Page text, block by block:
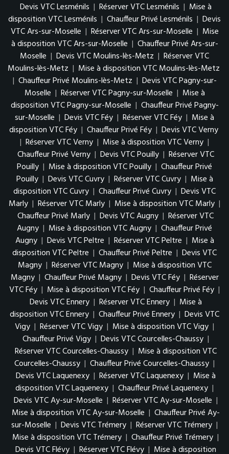
Devis VTC Lesménils | Réserver VTC Lesménils | Mise à
disposition VTC Lesménils | Chauffeur Privé Lesménils | Devis
VTC Ars-sur-Moselle | Réserver VTC Ars-sur-Moselle | Mise
à disposition VTC Ars-sur-Moselle | Chauffeur Privé Ars-sur-
Moselle | Devis VTC Moulins-lès-Metz | Réserver VTC
Moulins-lès-Metz | Mise à disposition VTC Moulins-lès-Metz
| Chauffeur Privé Moulins-lès-Metz | Devis VTC Pagny-sur-
Moselle | Réserver VTC Pagny-sur-Moselle | Mise à
disposition VTC Pagny-sur-Moselle | Chauffeur Privé Pagny-
sur-Moselle | Devis VTC Féy | Réserver VTC Féy | Mise à
disposition VTC Féy | Chauffeur Privé Féy | Devis VTC Verny
| Réserver VTC Verny | Mise à disposition VTC Verny |
Chauffeur Privé Verny | Devis VTC Pouilly | Réserver VTC
Pouilly | Mise à disposition VTC Pouilly | Chauffeur Privé
Pouilly | Devis VTC Cuvry | Réserver VTC Cuvry | Mise à
disposition VTC Cuvry | Chauffeur Privé Cuvry | Devis VTC
Marly | Réserver VTC Marly | Mise à disposition VTC Marly |
Chauffeur Privé Marly | Devis VTC Augny | Réserver VTC
Augny | Mise à disposition VTC Augny | Chauffeur Privé
Augny | Devis VTC Peltre | Réserver VTC Peltre | Mise à
disposition VTC Peltre | Chauffeur Privé Peltre | Devis VTC
Magny | Réserver VTC Magny | Mise à disposition VTC
Magny | Chauffeur Privé Magny | Devis VTC Féy | Réserver
VTC Féy | Mise à disposition VTC Féy | Chauffeur Privé Féy |
Devis VTC Ennery | Réserver VTC Ennery | Mise à
disposition VTC Ennery | Chauffeur Privé Ennery | Devis VTC
Vigy | Réserver VTC Vigy | Mise à disposition VTC Vigy |
Chauffeur Privé Vigy | Devis VTC Courcelles-Chaussy |
Réserver VTC Courcelles-Chaussy | Mise à disposition VTC
Courcelles-Chaussy | Chauffeur Privé Courcelles-Chaussy |
Devis VTC Laquenexy | Réserver VTC Laquenexy | Mise à
disposition VTC Laquenexy | Chauffeur Privé Laquenexy |
Devis VTC Ay-sur-Moselle | Réserver VTC Ay-sur-Moselle |
Mise à disposition VTC Ay-sur-Moselle | Chauffeur Privé Ay-
sur-Moselle | Devis VTC Trémery | Réserver VTC Trémery |
Mise à disposition VTC Trémery | Chauffeur Privé Trémery |
Devis VTC Flévy | Réserver VTC Flévy | Mise à disposition